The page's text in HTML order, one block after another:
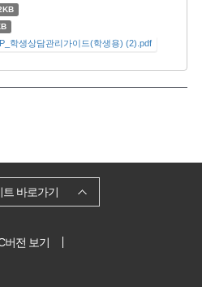
학생상담관리가이드(학생용) (2).pdf
트 바로가기
버전 보기